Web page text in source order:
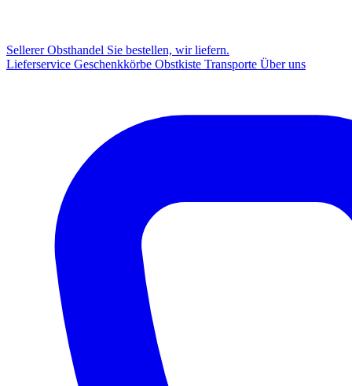
Sellerer Obsthandel Sie bestellen, wir liefern.
Lieferservice Geschenkkörbe Obstkiste Transporte Über uns